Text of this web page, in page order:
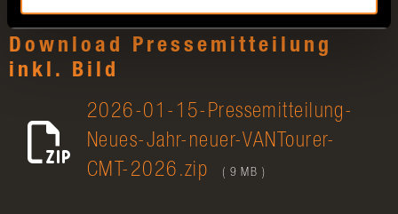
Download Pressemitteilung
inkl. Bild
2026-01-15-Pressemitteilung-
Neues-Jahr-neuer-VANTourer-
CMT-2026.zip
( 9 MB )